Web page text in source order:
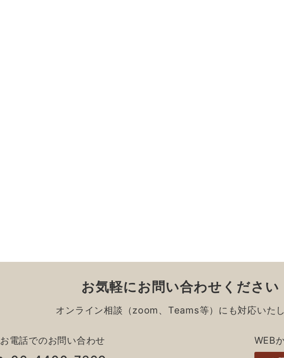
お気軽にお問い合わせください
オンライン相談（zoom、Teams等）にも対応いた
お電話でのお問い合わせ WEB